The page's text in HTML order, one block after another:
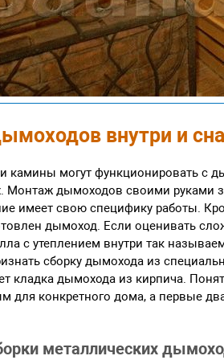
внутри и
камины могут функционировать с
Монтаж дымоходов своими руками
имеет свою специфику работы.
дымоход. Если оценивать
с утеплением внутри так
сборку дымохода из
кладка дымохода из кирпича.
для конкретного дома, а первые
металлических